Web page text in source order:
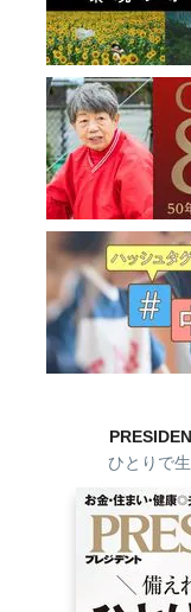
ひとりで